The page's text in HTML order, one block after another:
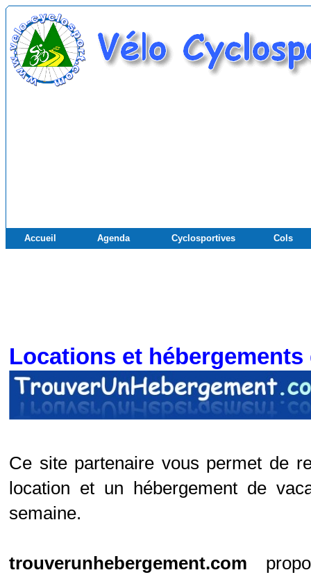
Accueil Agenda Cyclosportives Cols
Locations et hébergements
Ce site partenaire vous permet de
location et un hébergement de
semaine.
trouverunhebergement.com